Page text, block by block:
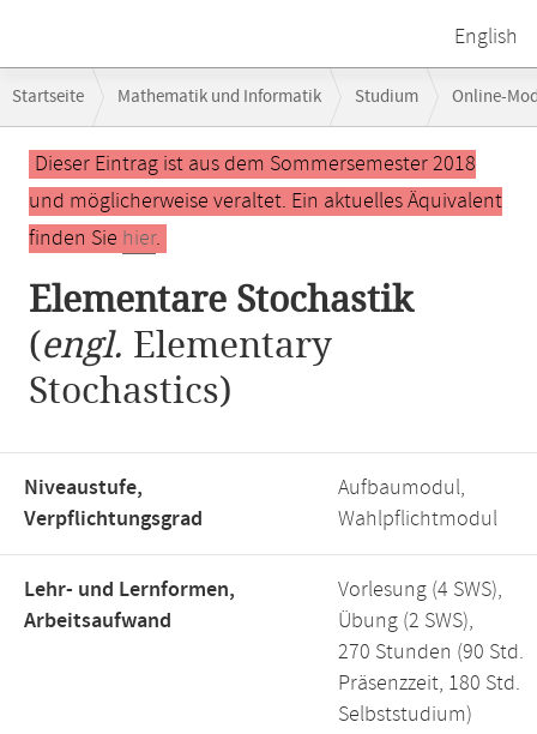
English
Navigation
Startseite Mathematik und Informatik Studium Online-
Hauptinhalt
Dieser Eintrag ist aus dem Sommersemester 2018
und möglicherweise veraltet. Ein aktuelles Äquivalent
finden Sie hier.
Elementare Stochastik
(engl. Elementary
Stochastics)
Niveaustufe,
Verpflichtungsgrad
Aufbaumodul,
Wahlpflichtmodul
Lehr- und Lernformen,
Arbeitsaufwand
Vorlesung (4 SWS),
Übung (2 SWS),
270 Stunden (90 Std.
Präsenzzeit, 180 Std.
Selbststudium)